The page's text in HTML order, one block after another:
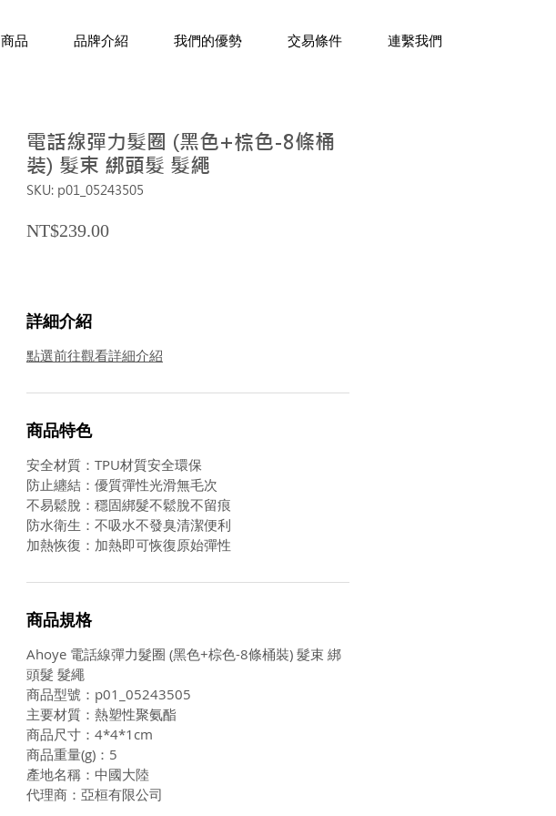
商品 品牌介紹 我們的優勢 交易條件 連繫我們
電話線彈力髮圈 (黑色+棕色-8條桶
裝) 髮束 綁頭髮 髮繩
SKU: p01_05243505
NT$239.00Price
詳細介紹
點選前往觀看詳細介紹
商品特色
安全材質：TPU材質安全環保
防止纏結：優質彈性光滑無毛次
不易鬆脫：穩固綁髮不鬆脫不留痕
防水衛生：不吸水不發臭清潔便利
加熱恢復：加熱即可恢復原始彈性
商品規格
Ahoye 電話線彈力髮圈 (黑色+棕色-8條桶裝) 髮束 綁
頭髮 髮繩
商品型號：p01_05243505
主要材質：熱塑性聚氨酯
商品尺寸：4*4*1cm
商品重量(g)：5
產地名稱：中國大陸
代理商：亞桓有限公司